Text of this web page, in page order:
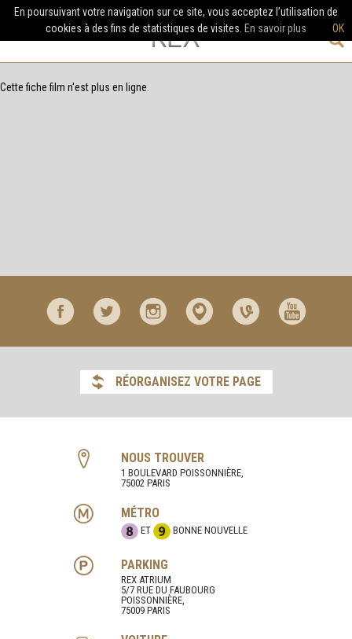
Cette fiche film n'est plus en ligne.
RÉORGANISEZ VOTRE PAGE
NOUS TROUVER
1 BOULEVARD POISSONNIÈRE,
75002 PARIS
MÉTRO
ET BONNE NOUVELLE
PARKING
REX ATRIUM
5/7 RUE DU FAUBOURG
POISSONNIÈRE,
75009 PARIS
OK
En poursuivant votre navigation sur ce site, vous acceptez l’utilisation de
cookies à des fins de statistiques de visites. En savoir plus